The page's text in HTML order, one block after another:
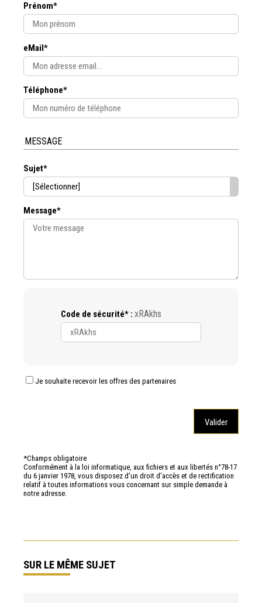
Prénom*
eMail*
Téléphone*
MESSAGE
Sujet*
Message*
Code de sécurité* : xRAkhs
Je souhaite recevoir les offres des partenaires
*Champs obligatoire
Conformément à la loi informatique, aux fichiers et aux libertés n°78-17
du 6 janvier 1978, vous disposez d'un droit d'accès et de rectification
relatif à toutes informations vous concernant sur simple demande à
notre adresse.
SUR LE MÊME SUJET